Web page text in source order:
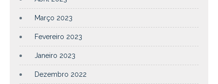
Março 2023
Fevereiro 2023
Janeiro 2023
Dezembro 2022